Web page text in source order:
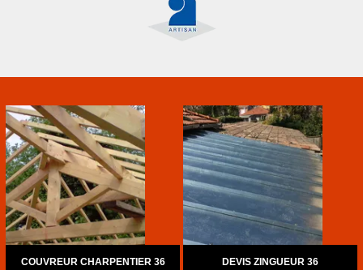
COUVREUR CHARPENTIER 36 DEVIS ZINGUEUR 36